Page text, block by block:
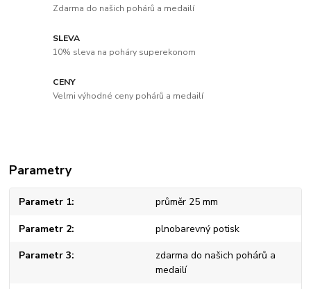
Zdarma do našich pohárů a medailí
SLEVA
10% sleva na poháry superekonom
CENY
Velmi výhodné ceny pohárů a medailí
Parametry
Parametr 1 průměr 25 mm
Parametr 2 plnobarevný potisk
Parametr 3
zdarma do našich pohárů a
medailí